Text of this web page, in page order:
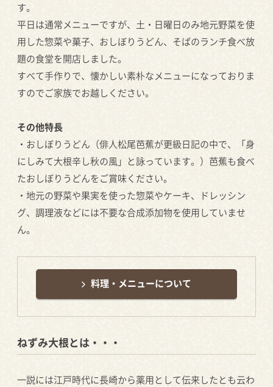
す。
平日は通常メニューですが、土・日曜日のみ地元野菜を使
用した惣菜や菓子、おしぼりうどん、そばのランチ食べ放
題の食堂を開店しました。
すべて手作りで、懐かしい素朴なメニューになっておりま
すのでご家族でお越しください。
その他特長
・おしぼりうどん（俳人松尾芭蕉が更級日記の中で、「身
にしみて大根辛し秋の風」と詠っています。）芭蕉も食べ
たおしぼりうどんをご賞味ください。
・地元の野菜や果実を使った惣菜やケーキ、ドレッシン
グ、調理液などには不要な合成添加物を使用していませ
ん。
料理・メニューについて
ねずみ大根とは・・・
一説には江戸時代に長崎から薬用として伝来したとも云わ